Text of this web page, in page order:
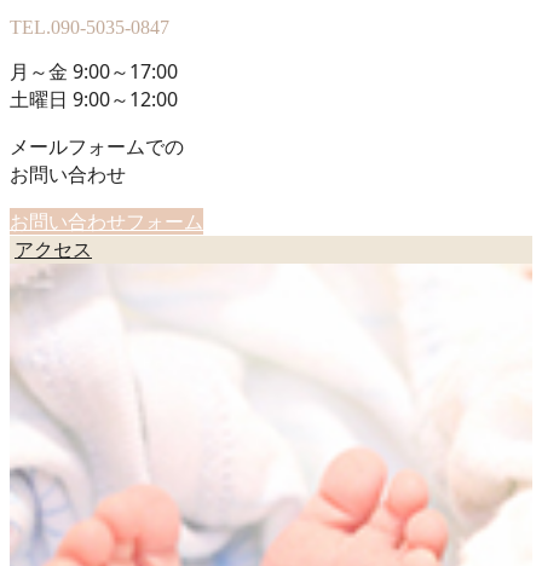
TEL.090-5035-0847
月～金 9:00～17:00
土曜日 9:00～12:00
メールフォームでの
お問い合わせ
お問い合わせフォーム
アクセス